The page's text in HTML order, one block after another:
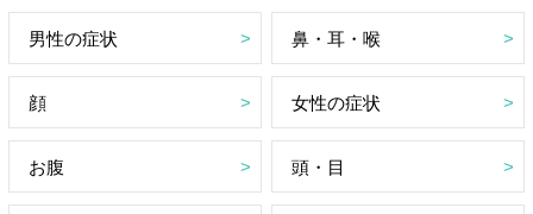
男性の症状 鼻・耳・喉
顔 女性の症状
お腹 頭・目